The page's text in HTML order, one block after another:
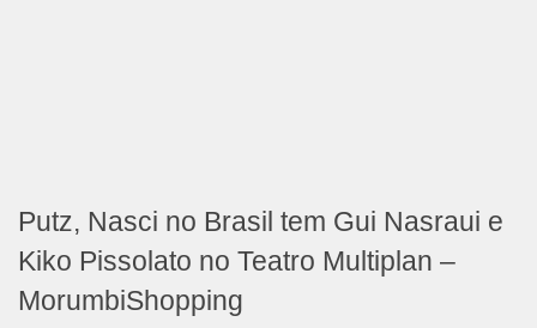
Putz, Nasci no Brasil tem Gui Nasraui e
Kiko Pissolato no Teatro Multiplan –
MorumbiShopping